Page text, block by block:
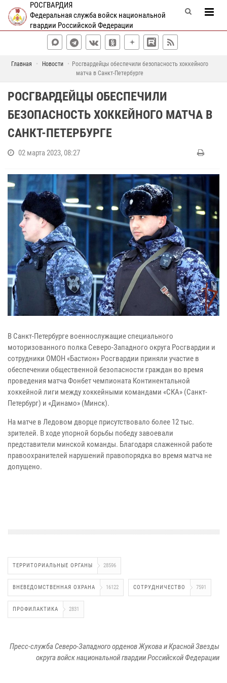
РОСГВАРДИЯ
Федеральная служба войск национальной
гвардии Российской Федерации
Главная Новости
Росгвардейцы обеспечили безопасность хоккейного
матча в Санкт-Петербурге
РОСГВАРДЕЙЦЫ ОБЕСПЕЧИЛИ
БЕЗОПАСНОСТЬ ХОККЕЙНОГО МАТЧА В
САНКТ-ПЕТЕРБУРГЕ
02 марта 2023, 08:27
В Санкт-Петербурге военнослужащие специального
моторизованного полка Северо-Западного округа Росгвардии и
сотрудники ОМОН «Бастион» Росгвардии приняли участие в
обеспечении общественной безопасности граждан во время
проведения матча Фонбет чемпионата Континентальной
хоккейной лиги между хоккейными командами «СКА» (Санкт-
Петербург) и «Динамо» (Минск).
На матче в Ледовом дворце присутствовало более 12 тыс.
зрителей. В ходе упорной борьбы победу завоевали
представители минской команды. Благодаря слаженной работе
правоохранителей нарушений правопорядка во время матча не
допущено.
ТЕРРИТОРИАЛЬНЫЕ ОРГАНЫ 28596
ВНЕВЕДОМСТВЕННАЯ ОХРАНА 16122 СОТРУДНИЧЕСТВО 7591
ПРОФИЛАКТИКА 2831
Пресс-служба Северо-Западного орденов Жукова и Красной Звезды
округа войск национальной гвардии Российской Федерации